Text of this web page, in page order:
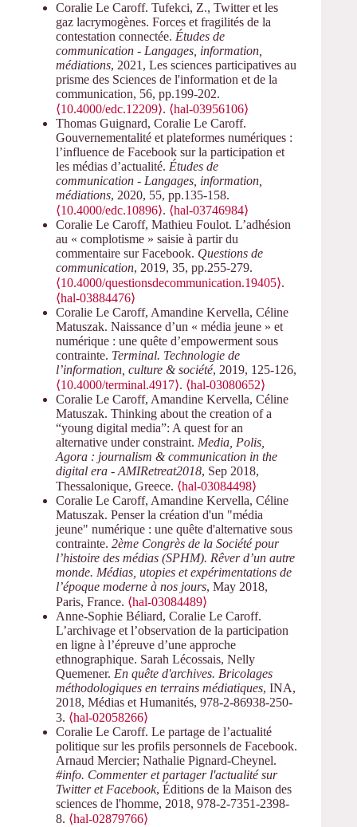
Coralie Le Caroff. Tufekci, Z., Twitter et les
gaz lacrymogènes. Forces et fragilités de la
contestation connectée. Études de
communication - Langages, information,
médiations, 2021, Les sciences participatives au
prisme des Sciences de l'information et de la
communication, 56, pp.199-202.
⟨10.4000/edc.12209⟩. ⟨hal-03956106⟩
Thomas Guignard, Coralie Le Caroff.
Gouvernementalité et plateformes numériques :
l’influence de Facebook sur la participation et
les médias d’actualité. Études de
communication - Langages, information,
médiations, 2020, 55, pp.135-158.
⟨10.4000/edc.10896⟩. ⟨hal-03746984⟩
Coralie Le Caroff, Mathieu Foulot. L’adhésion
au « complotisme » saisie à partir du
commentaire sur Facebook. Questions de
communication, 2019, 35, pp.255-279.
⟨10.4000/questionsdecommunication.19405⟩.
⟨hal-03884476⟩
Coralie Le Caroff, Amandine Kervella, Céline
Matuszak. Naissance d’un « média jeune » et
numérique : une quête d’empowerment sous
contrainte. Terminal. Technologie de
l’information, culture & société, 2019, 125-126,
⟨10.4000/terminal.4917⟩. ⟨hal-03080652⟩
Coralie Le Caroff, Amandine Kervella, Céline
Matuszak. Thinking about the creation of a
“young digital media”: A quest for an
alternative under constraint. Media, Polis,
Agora : journalism & communication in the
digital era - AMIRetreat2018, Sep 2018,
Thessalonique, Greece. ⟨hal-03084498⟩
Coralie Le Caroff, Amandine Kervella, Céline
Matuszak. Penser la création d'un "média
jeune" numérique : une quête d'alternative sous
contrainte. 2ème Congrès de la Société pour
l’histoire des médias (SPHM). Rêver d’un autre
monde. Médias, utopies et expérimentations de
l’époque moderne à nos jours, May 2018,
Paris, France. ⟨hal-03084489⟩
Anne-Sophie Béliard, Coralie Le Caroff.
L’archivage et l’observation de la participation
en ligne à l’épreuve d’une approche
ethnographique. Sarah Lécossais, Nelly
Quemener. En quête d'archives. Bricolages
méthodologiques en terrains médiatiques, INA,
2018, Médias et Humanités, 978-2-86938-250-
3. ⟨hal-02058266⟩
Coralie Le Caroff. Le partage de l’actualité
politique sur les profils personnels de Facebook.
Arnaud Mercier; Nathalie Pignard-Cheynel.
#info. Commenter et partager l'actualité sur
Twitter et Facebook, Éditions de la Maison des
sciences de l'homme, 2018, 978-2-7351-2398-
8. ⟨hal-02879766⟩